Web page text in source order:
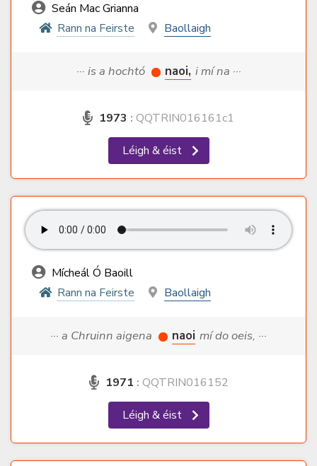
Seán Mac Grianna
Rann na Feirste
Baollaigh
··· is a hochtó naoi, i mí na ···
1973 : QQTRIN016161c1
Léigh & éist
Mícheál Ó Baoill
Rann na Feirste
Baollaigh
··· a Chruinn aigena naoi mí do oeis, ···
1971 : QQTRIN016152
Léigh & éist